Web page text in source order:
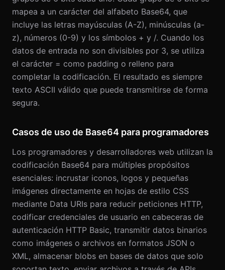
mapea a un carácter del alfabeto Base64, que
incluye las letras mayúsculas (A-Z), minúsculas (a-
z), números (0-9) y los símbolos + y /. Cuando los
datos de entrada no son divisibles por 3, se utiliza
el carácter = como padding o relleno para
completar la codificación. El resultado es siempre
texto ASCII válido que puede transmitirse de forma
segura.
Casos de uso de Base64 para programadores
Los programadores y desarrolladores web utilizan la
codificación Base64 para múltiples propósitos
esenciales: incrustar iconos, logos y pequeñas
imágenes directamente en hojas de estilo CSS
mediante Data URIs para reducir peticiones HTTP,
codificar credenciales de usuario en cabeceras de
autenticación HTTP Basic, transmitir datos binarios
como imágenes o archivos en formatos JSON o
XML, almacenar blobs en bases de datos que solo